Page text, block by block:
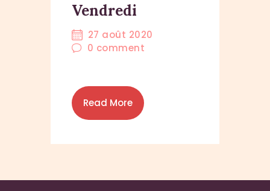
Vendredi
27 août 2020
0 comment
Read More